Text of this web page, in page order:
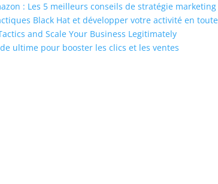
: Les 5 meilleurs conseils de stratégie
Black Hat et développer votre activité en
and Scale Your Business Legitimately
ultime pour booster les clics et les ventes